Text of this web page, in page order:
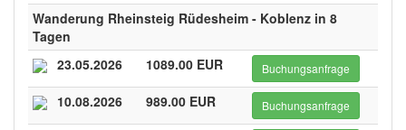
Wanderung Rheinsteig Rüdesheim - Koblenz in 8
Tagen
23.05.2026
1089.00 EUR Buchungsanfrage
10.08.2026 989.00 EUR Buchungsanfrage